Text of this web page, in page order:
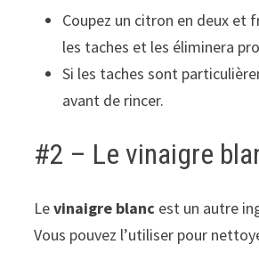
Coupez un citron en deux
les taches et les éliminera
Si les taches sont
avant de rincer.
#2 – Le vinaigre
Levinaigre blanc est un autre
Vous pouvez l’utiliser pour